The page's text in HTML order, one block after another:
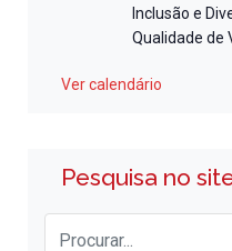
Inclusão e
Qualidade de
Ver calendário
Pesquisa no